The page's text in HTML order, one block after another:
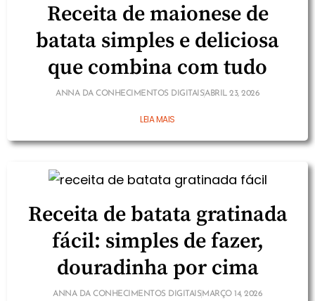
Receita de maionese de
batata simples e deliciosa
que combina com tudo
ANNA DA CONHECIMENTOS DIGITAISABRIL 23, 2026
LEIA MAIS
Receita de batata gratinada
fácil: simples de fazer,
douradinha por cima
ANNA DA CONHECIMENTOS DIGITAIS MARÇO 14, 2026